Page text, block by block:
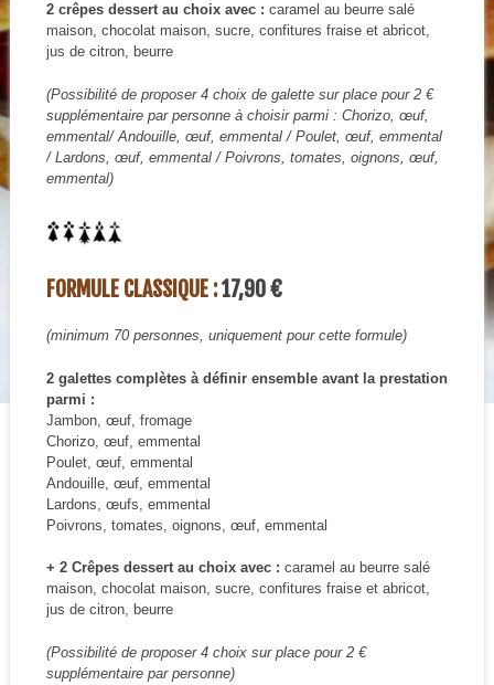
2 crêpes dessert au choix avec : caramel au beurre salé
maison, chocolat maison, sucre, confitures fraise et abricot,
jus de citron, beurre
(Possibilité de proposer 4 choix de galette sur place pour 2 €
supplémentaire par personne à choisir parmi : Chorizo, œuf,
emmental/ Andouille, œuf, emmental / Poulet, œuf, emmental
/ Lardons, œuf, emmental / Poivrons, tomates, oignons, œuf,
emmental)
FORMULE CLASSIQUE :17,90 €
(minimum 70 personnes, uniquement pour cette formule)
2 galettes complètes à définir ensemble avant la prestation
parmi :
Jambon, œuf, fromage
Chorizo, œuf, emmental
Poulet, œuf, emmental
Andouille, œuf, emmental
Lardons, œufs, emmental
Poivrons, tomates, oignons, œuf, emmental
+ 2 Crêpes dessert au choix avec : caramel au beurre salé
maison, chocolat maison, sucre, confitures fraise et abricot,
jus de citron, beurre
(Possibilité de proposer 4 choix sur place pour 2 €
supplémentaire par personne)